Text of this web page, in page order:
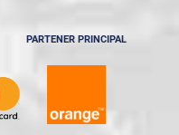
PARTENER PRINCIPAL